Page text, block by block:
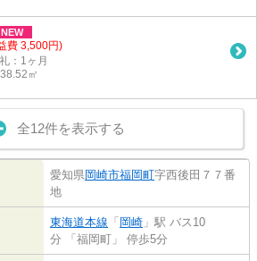
NEW
費 3,500円)
：1ヶ月
㎡
全12件を表示する
愛知県岡崎市福岡町字西後田７７番
地
東海道本線 「 岡崎 」駅 バス10
分 「福岡町」 停歩5分